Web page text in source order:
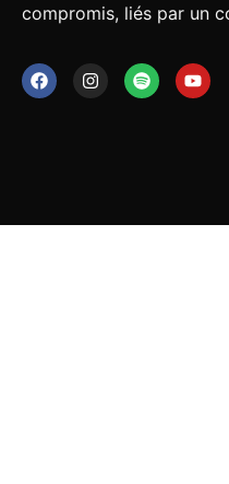
compromis, liés par un